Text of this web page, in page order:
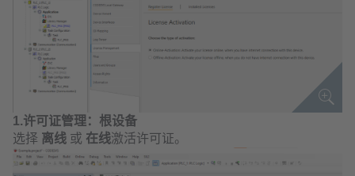
1.许可证管理：根设备
选择 离线 或 在线激活许可证。